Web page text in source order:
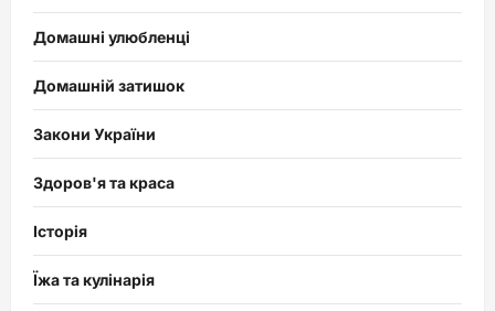
Домашні улюбленці
Домашній затишок
Закони України
Здоров'я та краса
Історія
Їжа та кулінарія